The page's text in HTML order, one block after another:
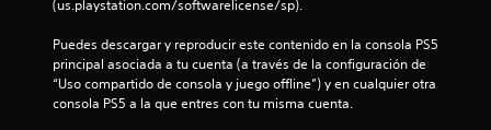
l
d
(us.playstation.com/softwarelicense/sp).
Puedes descargar y reproducir este contenido en la consola PS5
principal asociada a tu cuenta (a través de la configuración de
“Uso compartido de consola y juego offline”) y en cualquier otra
consola PS5 a la que entres con tu misma cuenta.